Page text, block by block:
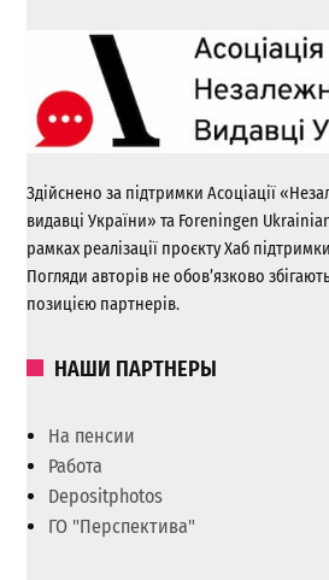
Здійснено за підтримки Асоціації
видавці України» та Foreningen
рамках реалізації проєкту Хаб
Погляди авторів не обов’язково
позицією партнерів.
НАШИ ПАРТНЕРЫ
На пенсии
Работа
Depositphotos
ГО "Перспектива"